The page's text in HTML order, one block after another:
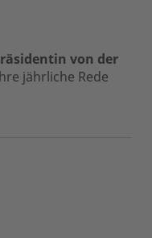
von der
jährliche Rede